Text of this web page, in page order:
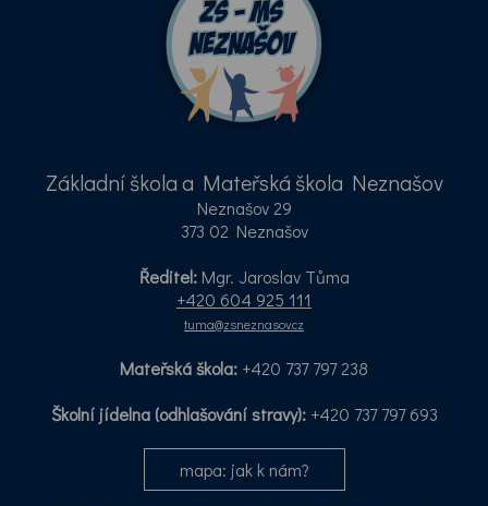
Základní škola a Mateřská škola Neznašov
Neznašov 29
373 02 Neznašov
Ředitel: Mgr. Jaroslav Tůma
+420 604 925 111
tuma@zsneznasov.cz
Mateřská škola: +420 737 797 238
Školní jídelna (odhlašování stravy):+420 737 797 693
mapa: jak k nám?